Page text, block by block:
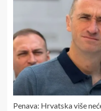
Penava: Hrvatska više